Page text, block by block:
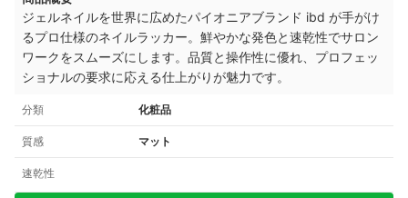
ジェルネイルを世界に広めたパイオニアブランド ibd が手がけ
るプロ仕様のネイルラッカー。鮮やかな発色と速乾性でサロン
ワークをスムーズにします。品質と操作性に優れ、プロフェッ
ショナルの要求に応える仕上がりが魅力です。
分類 化粧品
質感 マット
速乾性